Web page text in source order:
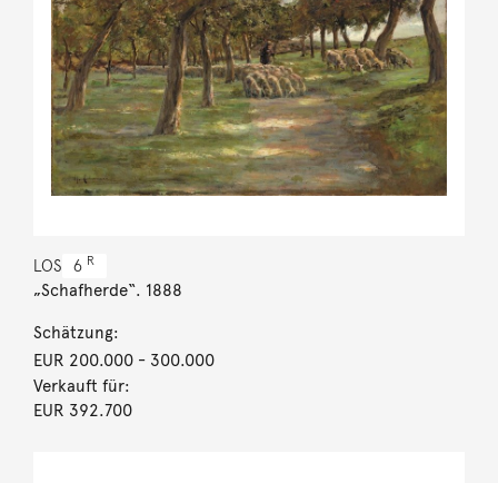
LOS 6 R
„Schafherde“. 1888
Schätzung:
EUR 200.000- 300.000
Verkauft für:
EUR 392.700